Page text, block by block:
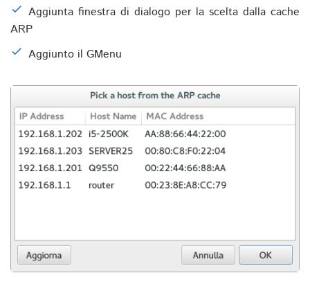
Aggiunta finestra di dialogo per la scelta dalla cache
ARP
Aggiunto il GMenu